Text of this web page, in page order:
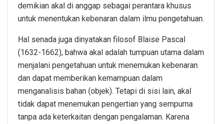
demikian akal di anggap sebagai perantara khusus
untuk menentukan kebenaran dalam ilmu pengetahuan.
Hal senada juga dinyatakan filosof Blaise Pascal
(1632-1662), bahwa akal adalah tumpuan utama dalam
menjalani pengetahuan untuk menemukan kebenaran
dan dapat memberikan kemampuan dalam
menganalisis bahan (objek). Tetapi di sisi lain, akal
tidak dapat menemukan pengertian yang sempurna
tanpa ada keterkaitan dengan pengalaman. Karena